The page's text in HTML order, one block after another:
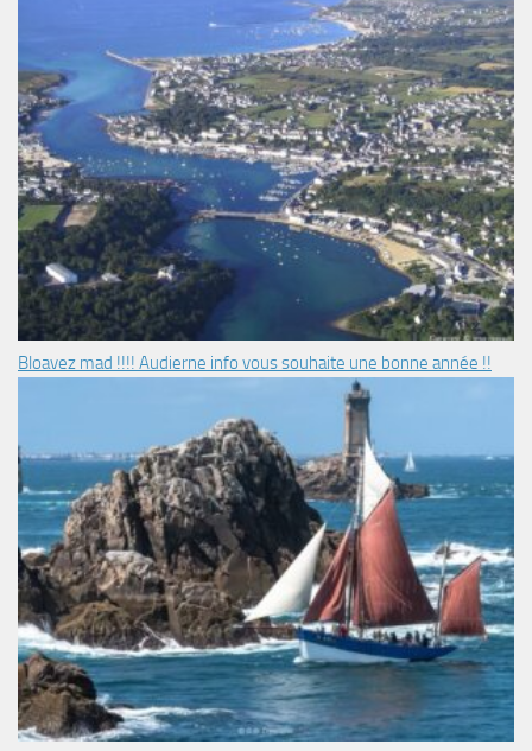
Bloavez mad !!!! Audierne info vous souhaite une bonne année !!